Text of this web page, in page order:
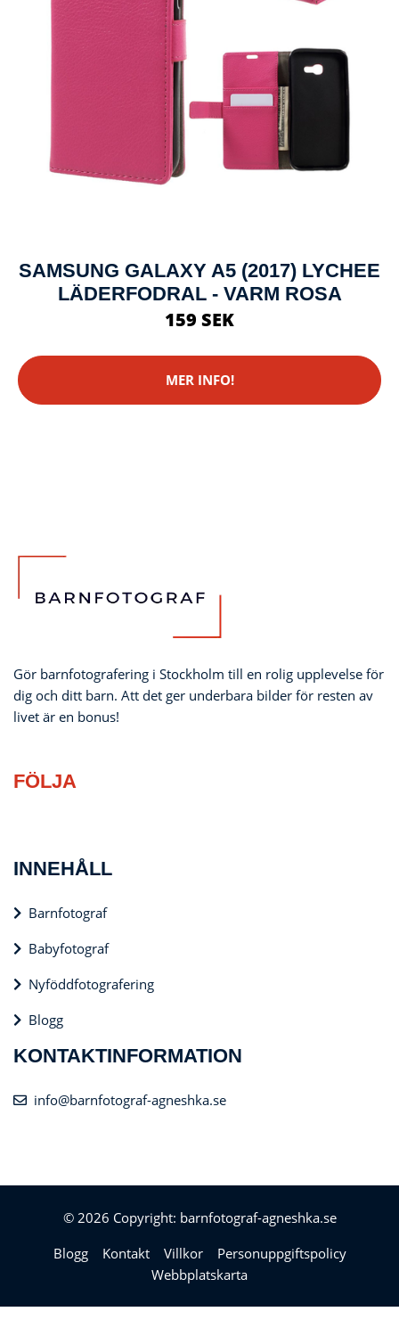
SAMSUNG GALAXY A5 (2017) LYCHEE
LÄDERFODRAL - VARM ROSA
159 SEK
MER INFO!
Gör barnfotografering i Stockholm till en rolig upplevelse för
dig och ditt barn. Att det ger underbara bilder för resten av
livet är en bonus!
FÖLJA
INNEHÅLL
Barnfotograf
Babyfotograf
Nyföddfotografering
Blogg
KONTAKTINFORMATION
info@barnfotograf-agneshka.se
© 2026 Copyright: barnfotograf-agneshka.se
Blogg
Kontakt Villkor
Personuppgiftspolicy
Webbplatskarta